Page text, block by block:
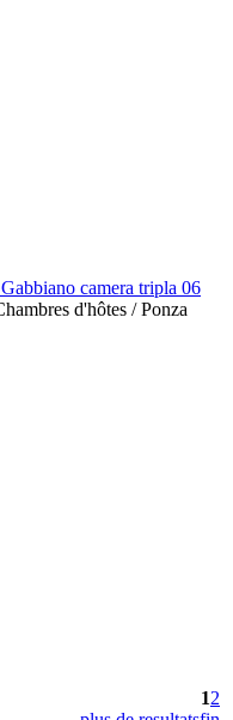
d'hôtes / Ponza
12